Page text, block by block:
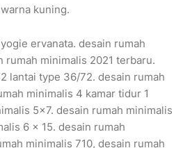
kuning.
ervanata. desain rumah
rumah minimalis 2021 terbaru.
lantai type 36/72. desain rumah
minimalis 4 kamar tidur 1
5×7. desain rumah minimalis
6 x 15. desain rumah
minimalis 710, desain rumah